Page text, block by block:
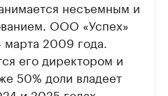
несъемным и
ООО «Успех»
марта 2009 года.
его директором и
50% доли владеет